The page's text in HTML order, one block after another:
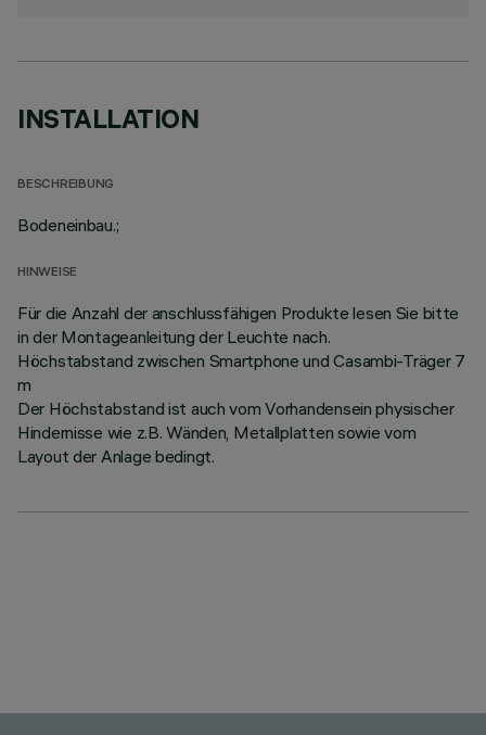
INSTALLATION
BESCHREIBUNG
Bodeneinbau.;
HINWEISE
Für die Anzahl der anschlussfähigen Produkte lesen Sie bitte
in der Montageanleitung der Leuchte nach.
Höchstabstand zwischen Smartphone und Casambi-Träger 7
m
Der Höchstabstand ist auch vom Vorhandensein physischer
Hindernisse wie z.B. Wänden, Metallplatten sowie vom
Layout der Anlage bedingt.